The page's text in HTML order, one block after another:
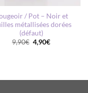
/ Pot – Noir et
métallisées dorées
(défaut)
9,90€ Le
prix
4,90€Le